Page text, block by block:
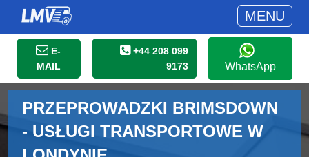
MENU
E-
MAIL
+44 208 099
9173
WhatsApp
PRZEPROWADZKI BRIMSDOWN
- USŁUGI TRANSPORTOWE W